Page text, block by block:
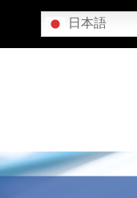
日本語